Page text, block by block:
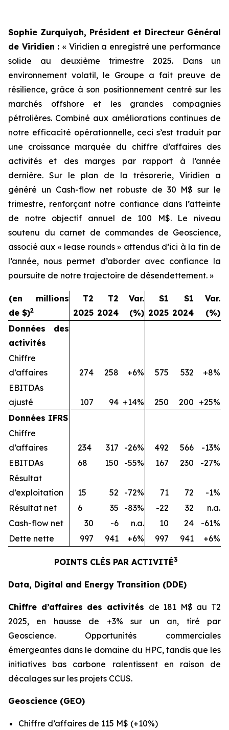
Sophie Zurquiyah, Président et Directeur Général
de Viridien : « Viridien a enregistré une performance
solide au deuxième trimestre 2025. Dans un
environnement volatil, le Groupe a fait preuve de
résilience, grâce à son positionnement centré sur les
marchés offshore et les grandes compagnies
pétrolières. Combiné aux améliorations continues de
notre efficacité opérationnelle, ceci s’est traduit par
une croissance marquée du chiffre d’affaires des
activités et des marges par rapport à l’année
dernière. Sur le plan de la trésorerie, Viridien a
généré un Cash-flow net robuste de 30 M$ sur le
trimestre, renforçant notre confiance dans l’atteinte
de notre objectif annuel de 100 M$. Le niveau
soutenu du carnet de commandes de Geoscience,
associé aux « lease rounds » attendus d’ici à la fin de
l’année, nous permet d’aborder avec confiance la
poursuite de notre trajectoire de désendettement. »
(en millions
de $)2
T2
2025
T2
2024
Var.
(%)
S1
2025
S1
2024
Var.
(%)
Données des
activités
Chiffre
d’affaires
274 258 +6% 575 532
+8%
EBITDAs
ajusté
107 94 +14% 250 200 +25%
Données IFRS
Chiffre
d’affaires
234 317 -26% 492 566
-13%
EBITDAs
68 150 -55% 167 230
-27%
Résultat
d’exploitation
15 52 -72% 71 72
-1%
Résultat net
6 35 -83% -22 32
n.a.
Cash-flow net
30 -6 n.a. 10 24
-61%
Dette nette
997 941 +6% 997 941 +6%
POINTS CLÉS PAR ACTIVITÉ3
Data, Digital and Energy Transition (DDE)
Chiffre d’affaires des activités de 181 M$ au T2
2025, en hausse de +3% sur un an, tiré par
Geoscience. Opportunités commerciales
émergeantes dans le domaine du HPC, tandis que les
initiatives bas carbone ralentissent en raison de
décalages sur les projets CCUS.
Geoscience (GEO)
Chiffre d’affaires de 115 M$ (+10%)